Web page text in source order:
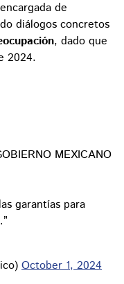
de
diálogos concretos
, dado que
2024.
MEXICANO
garantías para
October 1, 2024